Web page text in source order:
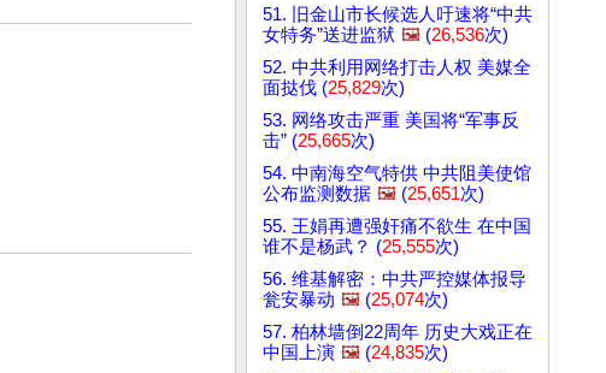
51. 旧金山市长候选人吁速将“中共
女特务”送进监狱 🖼️ (26,536次)
52. 中共利用网络打击人权 美媒全
面挞伐 (25,829次)
53. 网络攻击严重 美国将“军事反
击” (25,665次)
54. 中南海空气特供 中共阻美使馆
公布监测数据 🖼️ (25,651次)
55. 王娟再遭强奸痛不欲生 在中国
谁不是杨武？ (25,555次)
56. 维基解密：中共严控媒体报导
瓮安暴动 🖼️ (25,074次)
57. 柏林墙倒22周年 历史大戏正在
中国上演 🖼️ (24,835次)